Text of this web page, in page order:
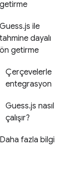
getirme
Guess.js ile
tahmine dayalı
ön getirme
Çerçevelerle
entegrasyon
Guess.js nasıl
çalışır?
Daha fazla bilgi